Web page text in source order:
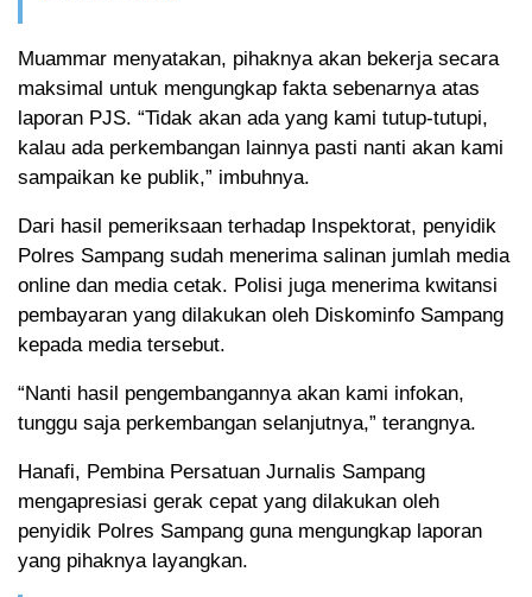
Muammar menyatakan, pihaknya akan bekerja secara
maksimal untuk mengungkap fakta sebenarnya atas
laporan PJS. “Tidak akan ada yang kami tutup-tutupi,
kalau ada perkembangan lainnya pasti nanti akan kami
sampaikan ke publik,” imbuhnya.
Dari hasil pemeriksaan terhadap Inspektorat, penyidik
Polres Sampang sudah menerima salinan jumlah media
online dan media cetak. Polisi juga menerima kwitansi
pembayaran yang dilakukan oleh Diskominfo Sampang
kepada media tersebut.
“Nanti hasil pengembangannya akan kami infokan,
tunggu saja perkembangan selanjutnya,” terangnya.
Hanafi, Pembina Persatuan Jurnalis Sampang
mengapresiasi gerak cepat yang dilakukan oleh
penyidik Polres Sampang guna mengungkap laporan
yang pihaknya layangkan.